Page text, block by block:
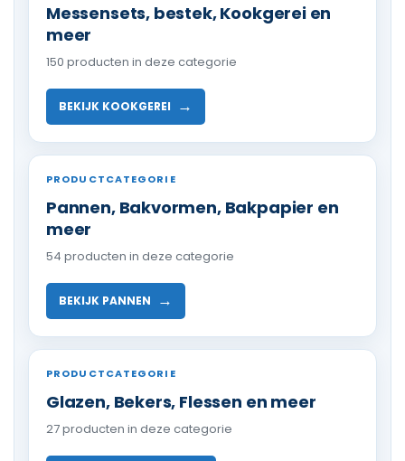
Messensets, bestek, Kookgerei en
meer
150 producten in deze categorie
BEKIJK KOOKGEREI →
PRODUCTCATEGORIE
Pannen, Bakvormen, Bakpapier en
meer
54 producten in deze categorie
BEKIJK PANNEN →
PRODUCTCATEGORIE
Glazen, Bekers, Flessen en meer
27 producten in deze categorie